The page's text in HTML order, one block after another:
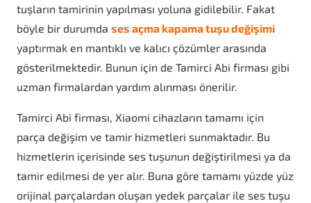
tuşların tamirinin yapılması yoluna gidilebilir. Fakat
böyle bir durumda ses açma kapama tuşu değişimi
yaptırmak en mantıklı ve kalıcı çözümler arasında
gösterilmektedir. Bunun için de Tamirci Abi firması gibi
uzman firmalardan yardım alınması önerilir.
Tamirci Abi firması, Xiaomi cihazların tamamı için
parça değişim ve tamir hizmetleri sunmaktadır. Bu
hizmetlerin içerisinde ses tuşunun değiştirilmesi ya da
tamir edilmesi de yer alır. Buna göre tamamı yüzde yüz
orijinal parçalardan oluşan yedek parçalar ile ses tuşu